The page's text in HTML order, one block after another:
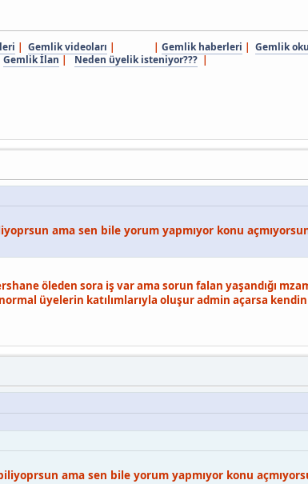
| Gemlik videoları | | Gemlik haberleri | Gemlik
Gemlik İlan | Neden üyelik isteniyor??? |
ama sen bile yorum yapmıyor konu
öleden sora iş var ama sorun falan yaşandığı
üyelerin katılımlarıyla oluşur admin açarsa
ama sen bile yorum yapmıyor konu